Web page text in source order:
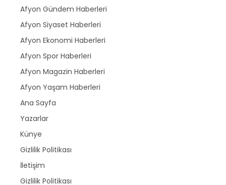
Afyon Gündem Haberleri
Afyon Siyaset Haberleri
Afyon Ekonomi Haberleri
Afyon Spor Haberleri
Afyon Magazin Haberleri
Afyon Yaşam Haberleri
Ana Sayfa
Yazarlar
Künye
Gizlilik Politikası
İletişim
Gizlilik Politikası